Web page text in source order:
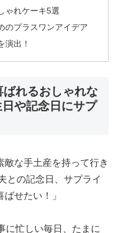
ゃれケーキ5選
のプラスワンアイデア
演出！
れるおしゃれな
や記念日にサプ
敵な手土産を持って行き
との記念日、サプライ
せたい！」
に忙しい毎日、たまに